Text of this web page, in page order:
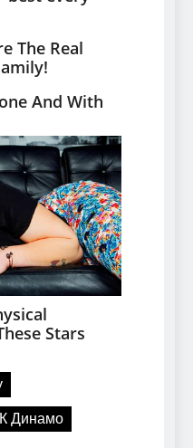
Динамо